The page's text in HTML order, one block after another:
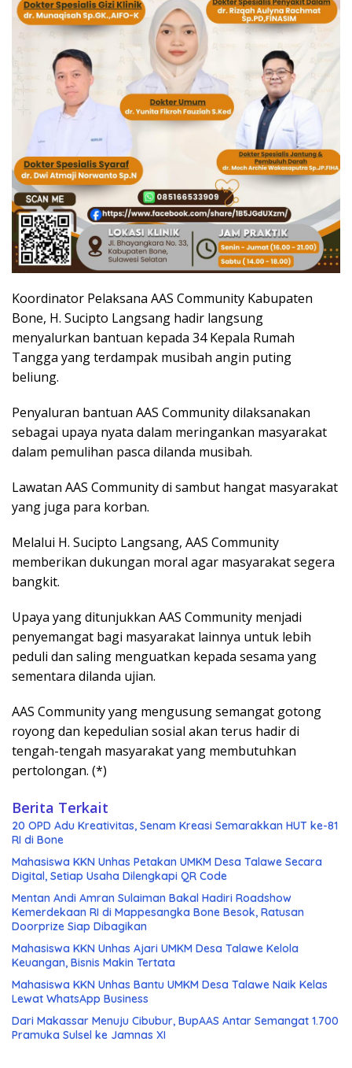
Koordinator Pelaksana AAS Community Kabupaten
Bone, H. Sucipto Langsang hadir langsung
menyalurkan bantuan kepada 34 Kepala Rumah
Tangga yang terdampak musibah angin puting
beliung.
Penyaluran bantuan AAS Community dilaksanakan
sebagai upaya nyata dalam meringankan masyarakat
dalam pemulihan pasca dilanda musibah.
Lawatan AAS Community di sambut hangat masyarakat
yang juga para korban.
Melalui H. Sucipto Langsang, AAS Community
memberikan dukungan moral agar masyarakat segera
bangkit.
Upaya yang ditunjukkan AAS Community menjadi
penyemangat bagi masyarakat lainnya untuk lebih
peduli dan saling menguatkan kepada sesama yang
sementara dilanda ujian.
AAS Community yang mengusung semangat gotong
royong dan kepedulian sosial akan terus hadir di
tengah-tengah masyarakat yang membutuhkan
pertolongan. (*)
Berita Terkait
20 OPD Adu Kreativitas, Senam Kreasi Semarakkan HUT ke-81
RI di Bone
Mahasiswa KKN Unhas Petakan UMKM Desa Talawe Secara
Digital, Setiap Usaha Dilengkapi QR Code
Mentan Andi Amran Sulaiman Bakal Hadiri Roadshow
Kemerdekaan RI di Mappesangka Bone Besok, Ratusan
Doorprize Siap Dibagikan
Mahasiswa KKN Unhas Ajari UMKM Desa Talawe Kelola
Keuangan, Bisnis Makin Tertata
Mahasiswa KKN Unhas Bantu UMKM Desa Talawe Naik Kelas
Lewat WhatsApp Business
Dari Makassar Menuju Cibubur, BupAAS Antar Semangat 1.700
Pramuka Sulsel ke Jamnas XI